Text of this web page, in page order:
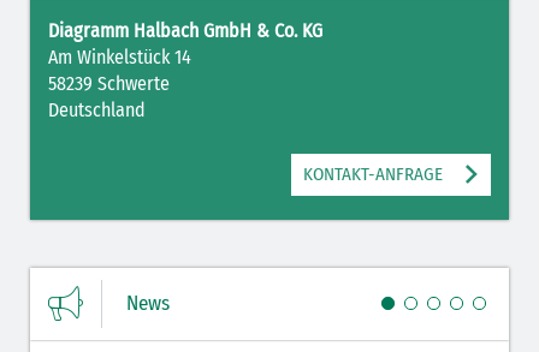
Diagramm Halbach GmbH & Co. KG
Am Winkelstück 14
58239 Schwerte
Deutschland
KONTAKT-ANFRAGE
News